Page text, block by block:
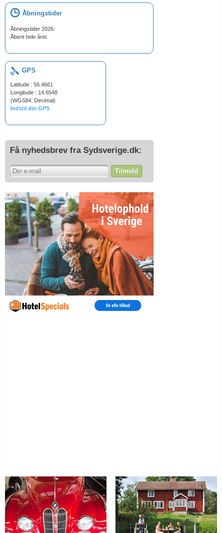
Åbningstider
Åbningstider 2026:
Åbent hele året.
GPS
Latitude : 56.4661
Longitude : 14.6548
(WGS84: Decimal)
Indstil din GPS
Få nyhedsbrev fra Sydsverige.dk:
Tilmeld